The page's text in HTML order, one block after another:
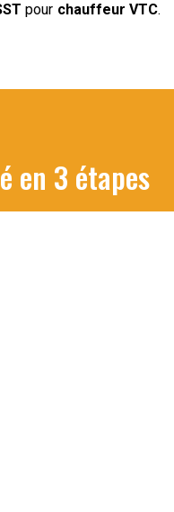
pour chauffeur VTC.
en 3 étapes